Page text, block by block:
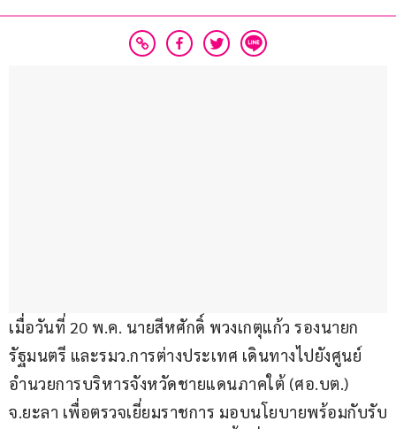
เมื่อวันที่ 20 พ.ค. นายสีหศักดิ์ พวงเกตุแก้ว รองนายก
รัฐมนตรี และรมว.การต่างประเทศ เดินทางไปยังศูนย์
อำนวยการบริหารจังหวัดชายแดนภาคใต้ (ศอ.บต.)
จ.ยะลา เพื่อตรวจเยี่ยมราชการ มอบนโยบายพร้อมกับรับ